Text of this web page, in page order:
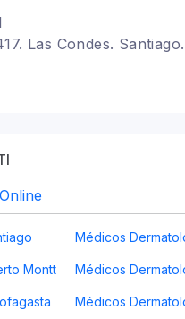
Las Condes.
Médicos
Montt Médicos
Médicos